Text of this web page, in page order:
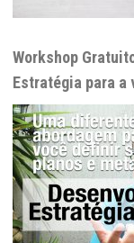
Workshop
Estratégia para a